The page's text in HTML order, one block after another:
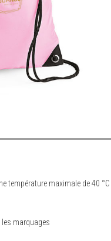
température maximale de 40 °C
marquages